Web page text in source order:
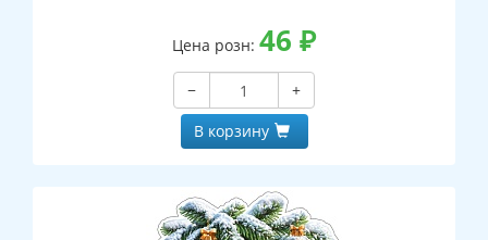
Цена розн: 46 ₽
−
+
В корзину